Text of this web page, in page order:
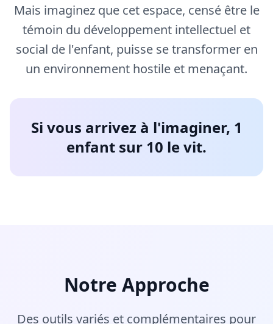
Mais imaginez que cet espace, censé être le
témoin du développement intellectuel et
social de l'enfant, puisse se transformer en
un environnement hostile et menaçant.
Si vous arrivez à l'imaginer, 1
enfant sur 10 le vit.
Notre Approche
Des outils variés et complémentaires pour